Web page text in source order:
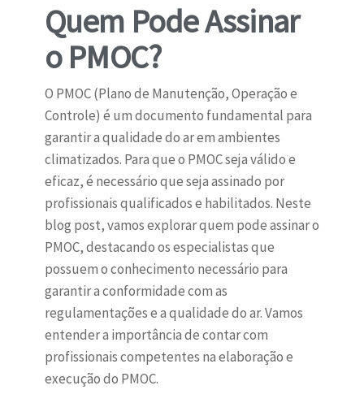
Quem Pode Assinar
o PMOC?
O PMOC (Plano de Manutenção, Operação e
Controle) é um documento fundamental para
garantir a qualidade do ar em ambientes
climatizados. Para que o PMOC seja válido e
eficaz, é necessário que seja assinado por
profissionais qualificados e habilitados. Neste
blog post, vamos explorar quem pode assinar o
PMOC, destacando os especialistas que
possuem o conhecimento necessário para
garantir a conformidade com as
regulamentações e a qualidade do ar. Vamos
entender a importância de contar com
profissionais competentes na elaboração e
execução do PMOC.